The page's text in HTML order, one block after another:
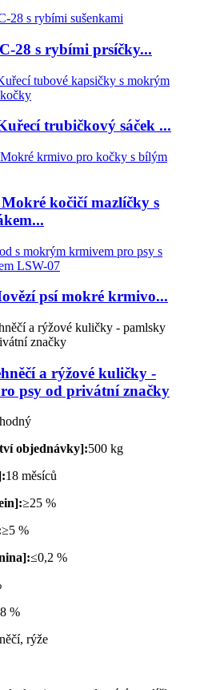
28 s rybími prsíčky...
trubičkový sáček ...
kočičí mazlíčky s
psí mokré krmivo...
a rýžové kuličky -
psy od privátní značky
objednávky]:500 kg
18 měsíců
≥25 %
≥5 %
≤0,2 %
%
rýže